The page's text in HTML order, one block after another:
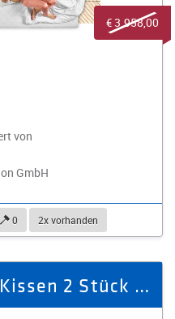
von
GmbH
0 2x vorhanden
€ 3.958,00
SOULMAT CliMed-Kissen 2 Stück / 1 Paar